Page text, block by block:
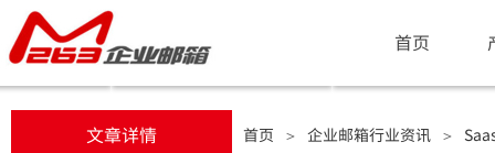
首页
文章详情 首页 ＞ 企业邮箱行业资讯 ＞